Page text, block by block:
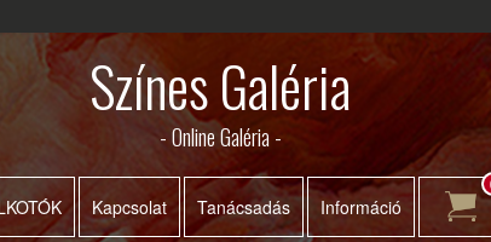
Színes Galéria
- Online Galéria -
Kapcsolat Tanácsadás Információ